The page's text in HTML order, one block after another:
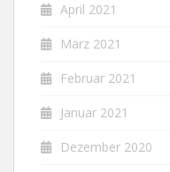
April 2021
März 2021
Februar 2021
Januar 2021
Dezember 2020